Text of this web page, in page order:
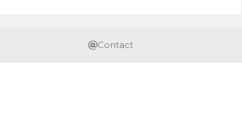
Contact